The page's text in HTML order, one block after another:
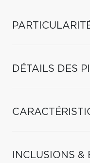
DÉTAILS DES
INCLUSIONS &